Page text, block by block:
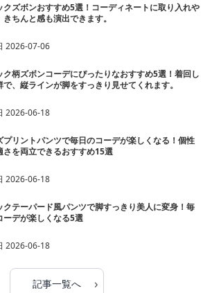
クズボンおすすめ5選！コーディネートに取り入れや
きちんと感も演出できます。
2026-07-06
ク柄ズボンコーデにぴったりなおすすめ5選！着回し
で、縦ラインが脚をすっきり見せてくれます。
2026-06-18
プリントパンツで毎日のコーデが楽しくなる！個性
さを両立できるおすすめ15選
2026-06-18
クテーパード風パンツで脚すっきり美人に変身！毎
ーデが楽しくなる5選
2026-06-18
記事一覧へ ›